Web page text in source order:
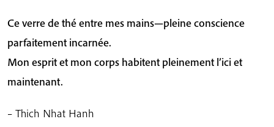
Ce verre de thé entre mes mains—pleine conscience
parfaitement incarnée.
Mon esprit et mon corps habitent pleinement l’ici et
maintenant.
– Thich Nhat Hanh